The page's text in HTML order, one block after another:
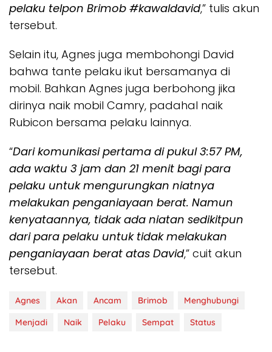
pelaku telpon Brimob #kawaldavid,” tulis akun
tersebut.
Selain itu, Agnes juga membohongi David
bahwa tante pelaku ikut bersamanya di
mobil. Bahkan Agnes juga berbohong jika
dirinya naik mobil Camry, padahal naik
Rubicon bersama pelaku lainnya.
“Dari komunikasi pertama di pukul 3:57 PM,
ada waktu 3 jam dan 21 menit bagi para
pelaku untuk mengurungkan niatnya
melakukan penganiayaan berat. Namun
kenyataannya, tidak ada niatan sedikitpun
dari para pelaku untuk tidak melakukan
penganiayaan berat atas David,” cuit akun
tersebut.
Agnes Akan Ancam Brimob
Menghubungi
Menjadi
Naik Pelaku Sempat Status